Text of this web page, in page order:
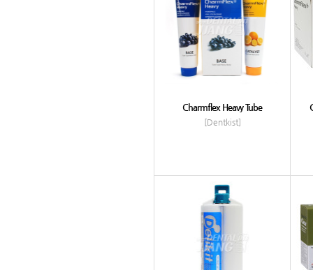
Charmflex Heavy Tube
[Dentkist]